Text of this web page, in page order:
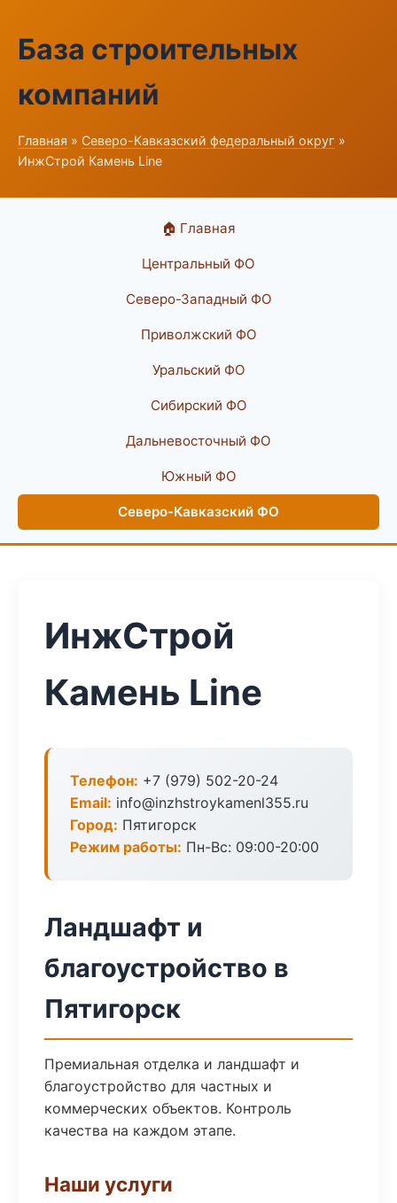
База строительных
компаний
Главная » Северо-Кавказский федеральный округ »
ИнжСтрой Камень Line
🏠 Главная
Центральный ФО
Северо-Западный ФО
Приволжский ФО
Уральский ФО
Сибирский ФО
Дальневосточный ФО
Южный ФО
Северо-Кавказский ФО
ИнжСтрой
Камень Line
Телефон: +7 (979) 502-20-24
Email: info@inzhstroykamenl355.ru
Город: Пятигорск
Режим работы: Пн-Вс: 09:00-20:00
Ландшафт и
благоустройство в
Пятигорск
Премиальная отделка и ландшафт и
благоустройство для частных и
коммерческих объектов. Контроль
качества на каждом этапе.
Наши услуги